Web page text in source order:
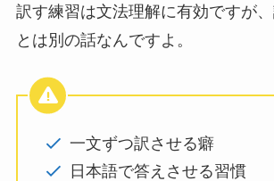
訳す練習は文法理解に有効ですが
とは別の話なんですよ。
一文ずつ訳させる癖
日本語で答えさせる習慣